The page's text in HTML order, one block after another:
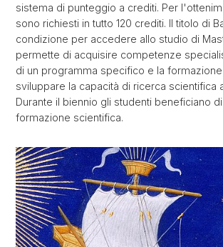
sistema di punteggio a crediti. Per
sono richiesti in tutto 120 crediti. Il titolo di
condizione per accedere allo studio di
permette di acquisire competenze
di un programma specifico e la
sviluppare la capacità di ricerca scientifica
Durante il biennio gli studenti beneficiano
formazione scientifica.